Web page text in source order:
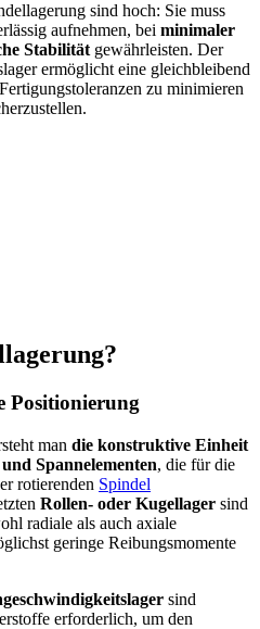
sind hoch: Sie muss
aufnehmen, bei minimaler
Stabilität gewährleisten. Der
ermöglicht eine gleichbleibend
zu minimieren
Positionierung
man die konstruktive Einheit
Spannelementen, die für die
rotierenden Spindel
Rollen- oder Kugellager sind
radiale als auch axiale
geringe Reibungsmomente
sind
erforderlich, um den